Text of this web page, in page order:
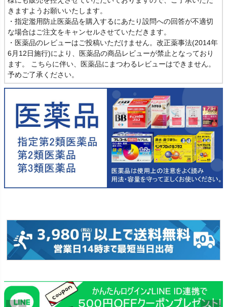
きますようお願いいたします。
・指定濫用防止医薬品を購入するにあたり設問への回答が不適切
な場合はご注文をキャンセルさせていただきます。
・医薬品のレビューはご投稿いただけません。改正薬事法(2014年
6月12日施行)により、医薬品の商品レビューが禁止となっており
ます。 こちらに伴い、医薬品にまつわるレビューはできません。
予めご了承ください。